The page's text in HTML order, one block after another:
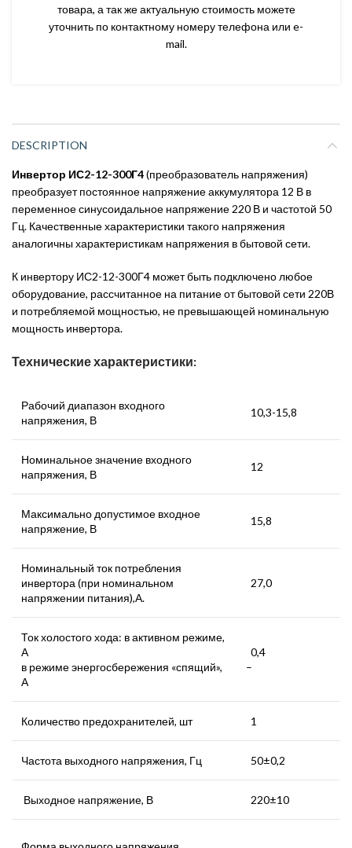
товара, а так же актуальную стоимость можете
уточнить по контактному номеру телефона или e-
mail.
DESCRIPTION
Инвертор ИС2-12-300Г4(преобразователь напряжения)
преобразует постоянное напряжение аккумулятора 12 В в
переменное синусоидальное напряжение 220 В и частотой 50
Гц. Качественные характеристики такого напряжения
аналогичны характеристикам напряжения в бытовой сети.
К инвертору ИС2-12-300Г4 может быть подключено любое
оборудование, рассчитанное на питание от бытовой сети 220В
и потребляемой мощностью, не превышающей номинальную
мощность инвертора.
Технические характеристики:
Рабочий диапазон входного
напряжения, В
10,3-15,8
Номинальное значение входного
напряжения, В
12
Максимально допустимое входное
напряжение, В
15,8
Номинальный ток потребления
инвертора (при номинальном
напряжении питания),А.
27,0
Ток холостого хода: в активном режиме,
А
в режиме энергосбережения «спящий»,
А
0,4
–
Количество предохранителей, шт 1
Частота выходного напряжения, Гц 50±0,2
Выходное напряжение, В 220±10